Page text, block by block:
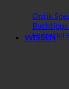
Optik
Federkiel
WISSEN